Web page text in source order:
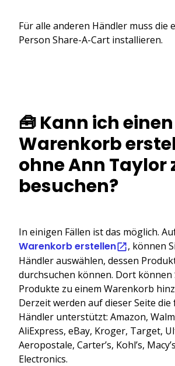
Für alle anderen Händler muss die
Person Share-A-Cart installieren.
🧰 Kann ich einen
Warenkorb
ohne Ann Taylor
besuchen?
In einigen Fällen ist das möglich.
Warenkorb erstellen
, können
Händler auswählen, dessen
durchsuchen können. Dort können
Produkte zu einem Warenkorb
Derzeit werden auf dieser Seite die
Händler unterstützt: Amazon,
AliExpress, eBay, Kroger, Target,
Aeropostale, Carter’s, Kohl’s,
Electronics.